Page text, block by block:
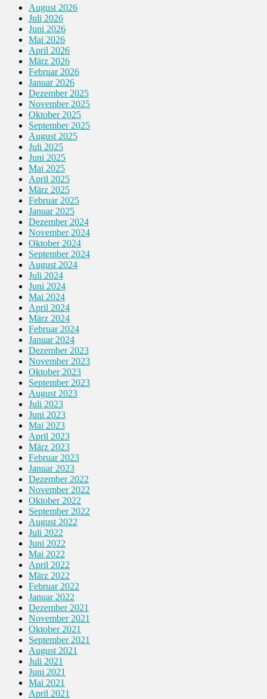
August 2026
Juli 2026
Juni 2026
Mai 2026
April 2026
März 2026
Februar 2026
Januar 2026
Dezember 2025
November 2025
Oktober 2025
September 2025
August 2025
Juli 2025
Juni 2025
Mai 2025
April 2025
März 2025
Februar 2025
Januar 2025
Dezember 2024
November 2024
Oktober 2024
September 2024
August 2024
Juli 2024
Juni 2024
Mai 2024
April 2024
März 2024
Februar 2024
Januar 2024
Dezember 2023
November 2023
Oktober 2023
September 2023
August 2023
Juli 2023
Juni 2023
Mai 2023
April 2023
März 2023
Februar 2023
Januar 2023
Dezember 2022
November 2022
Oktober 2022
September 2022
August 2022
Juli 2022
Juni 2022
Mai 2022
April 2022
März 2022
Februar 2022
Januar 2022
Dezember 2021
November 2021
Oktober 2021
September 2021
August 2021
Juli 2021
Juni 2021
Mai 2021
April 2021